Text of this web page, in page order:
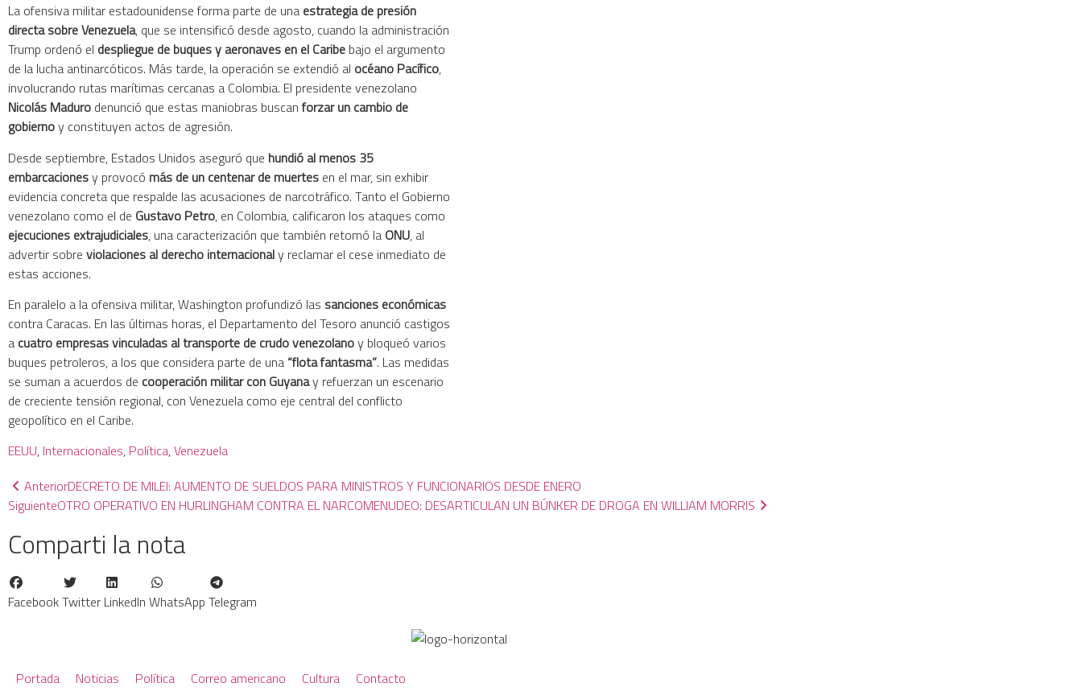
La ofensiva militar estadounidense forma parte de una estrategia de presión
directa sobre Venezuela, que se intensificó desde agosto, cuando la administración
Trump ordenó el despliegue de buques y aeronaves en el Caribe bajo el argumento
de la lucha antinarcóticos. Más tarde, la operación se extendió al océano Pacífico,
involucrando rutas marítimas cercanas a Colombia. El presidente venezolano
Nicolás Maduro denunció que estas maniobras buscan forzar un cambio de
gobiernoy constituyen actos de agresión.
Desde septiembre, Estados Unidos aseguró que hundió al menos 35
embarcacionesy provocó más de un centenar de muertes en el mar, sin exhibir
evidencia concreta que respalde las acusaciones de narcotráfico. Tanto el Gobierno
venezolano como el de Gustavo Petro, en Colombia, calificaron los ataques como
ejecuciones extrajudiciales, una caracterización que también retomó la ONU, al
advertir sobre violaciones al derecho internacionaly reclamar el cese inmediato de
estas acciones.
En paralelo a la ofensiva militar, Washington profundizó las sanciones económicas
contra Caracas. En las últimas horas, el Departamento del Tesoro anunció castigos
a cuatro empresas vinculadas al transporte de crudo venezolanoy bloqueó varios
buques petroleros, a los que considera parte de una “flota fantasma”. Las medidas
se suman a acuerdos de cooperación militar con Guyanay refuerzan un escenario
de creciente tensión regional, con Venezuela como eje central del conflicto
geopolítico en el Caribe.
EEUU, Internacionales, Política, Venezuela
AnteriorDECRETO DE MILEI: AUMENTO DE SUELDOS PARA MINISTROS Y FUNCIONARIOS DESDE ENERO
SiguienteOTRO OPERATIVO EN HURLINGHAM CONTRA EL NARCOMENUDEO: DESARTICULAN UN BÚNKER DE DROGA EN WILLIAM MORRIS
Comparti la nota
FacebookTwitter LinkedIn WhatsApp Telegram
Portada Noticias Política Correo americano Cultura Contacto